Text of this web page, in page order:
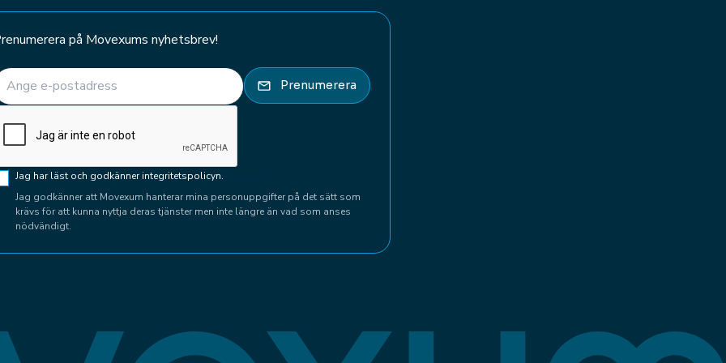
på Movexums nyhetsbrev!
post(Required) Prenumerera
(Required)
Jag har läst och godkänner integritetspolicyn.
Jag godkänner att Movexum hanterar mina personuppgifter på det sätt som
krävs för att kunna nyttja deras tjänster men inte längre än vad som anses
nödvändigt.